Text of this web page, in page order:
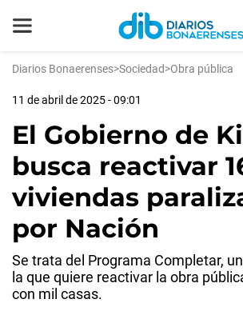
Diarios Bonaerenses>Sociedad>Obra pública
11 de abril de 2025 - 09:01
El Gobierno de
busca reactivar
viviendas
por Nación
Se trata del Programa Completar,
la que quiere reactivar la obra
con mil casas.